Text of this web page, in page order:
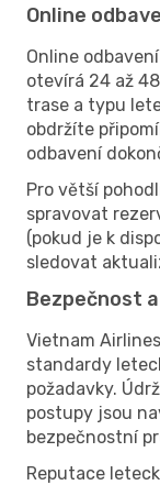
Online
Online
otevírá 24 až
trase a typu
obdržíte
odbavení
Pro větší
spravovat
(pokud je k
sledovat
Bezpečnost
Vietnam
standardy
požadavky.
postupy jsou
bezpečnostní
Reputace